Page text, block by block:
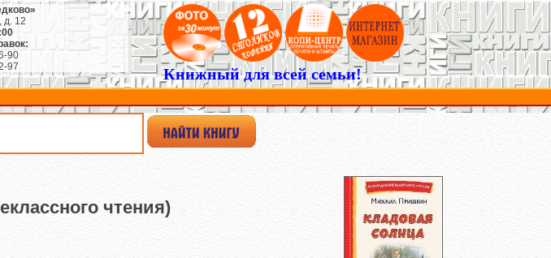
д. 12
90
97
Книжный для всей семьи!
чтения)